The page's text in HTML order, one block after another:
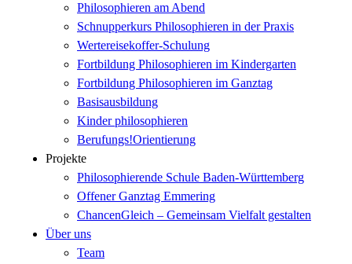
Philosophieren am Abend
Schnupperkurs Philosophieren in der Praxis
Wertereisekoffer-Schulung
Fortbildung Philosophieren im Kindergarten
Fortbildung Philosophieren im Ganztag
Basisausbildung
Kinder philosophieren
Berufungs!Orientierung
Projekte
Philosophierende Schule Baden-Württemberg
Offener Ganztag Emmering
ChancenGleich – Gemeinsam Vielfalt gestalten
Über uns
Team